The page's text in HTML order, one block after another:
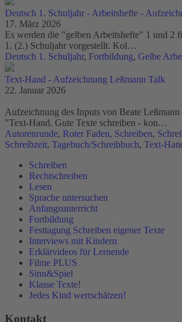
Deutsch 1. Schuljahr - Arbeitshefte -
17. März 2026
Es werden die "gelben Arbeitshefte" 1 und 2
1. (2.) Schuljahr vorgestellt. Kol…
Deutsch 1. Schuljahr, Fortbildung, Gelbe
Text-Hand - Aufzeichnung Leßmann Talk
22. Januar 2026
Aufzeichnung des Inputs von Beate
"Text-Hand. Gute Texte schreiben - kon…
Autorenrunde, Roter Faden, Schreiben,
Schreibzeit, Tagebuch/Schreibbuch, Text-
Schreiben
Rechtschreiben
Lesen
Sprache untersuchen
Anfangsunterricht
Fortbildung
Festtagung Schreiben eigener Texte
Interviews mit Kindern
Erklärvideos für Lernende
Filme PLUS
Sinn&Spiel
Klasse Texte!
Jedes Kind wertschätzen!
Kontakt